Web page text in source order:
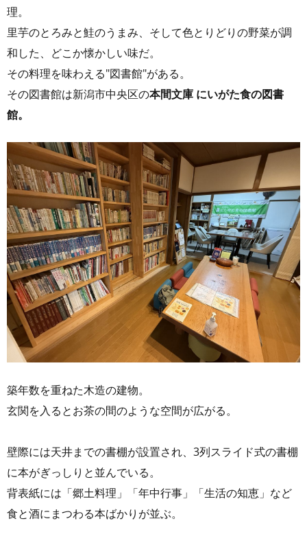
理。
里芋のとろみと鮭のうまみ、そして色とりどりの野菜が調
和した、どこか懐かしい味だ。
その料理を味わえる"図書館"がある。
その図書館は新潟市中央区の本間文庫 にいがた食の図書
館。
築年数を重ねた木造の建物。
玄関を入るとお茶の間のような空間が広がる。
壁際には天井までの書棚が設置され、3列スライド式の書棚
に本がぎっしりと並んでいる。
背表紙には「郷土料理」「年中行事」「生活の知恵」など
食と酒にまつわる本ばかりが並ぶ。